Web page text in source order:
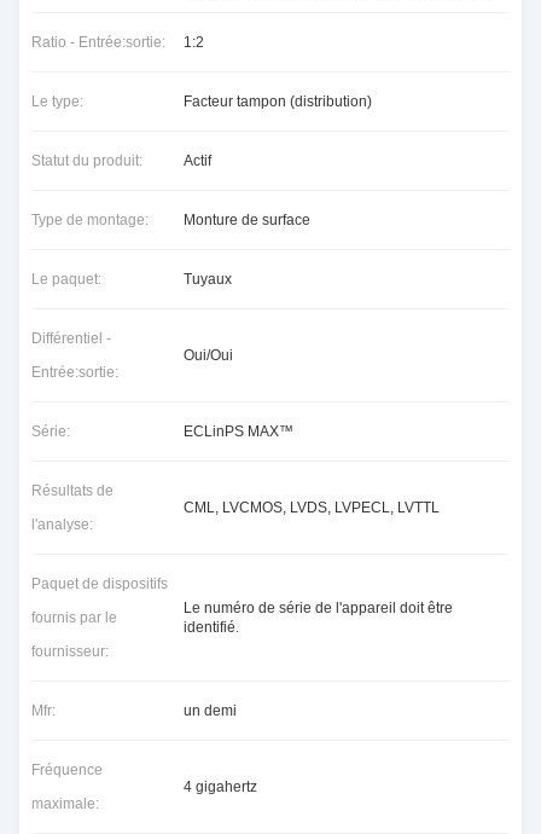
Ratio - Entrée:sortie: 1:2
Le type: Facteur tampon (distribution)
Statut du produit: Actif
Type de montage: Monture de surface
Le paquet: Tuyaux
Différentiel -
Entrée:sortie:
Oui/Oui
Série: ECLinPS MAX™
Résultats de
l'analyse:
CML, LVCMOS, LVDS, LVPECL, LVTTL
Paquet de dispositifs
fournis par le
fournisseur:
Le numéro de série de l'appareil doit être
identifié.
Mfr: un demi
Fréquence
maximale:
4 gigahertz